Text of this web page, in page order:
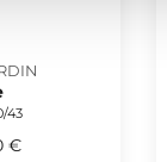
43
€